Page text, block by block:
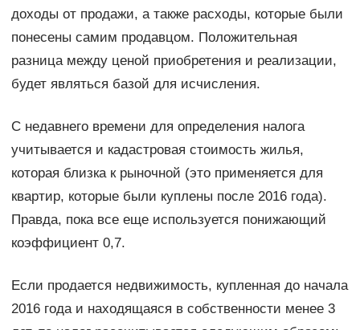
доходы от продажи, а также расходы, которые были
понесены самим продавцом. Положительная
разница между ценой приобретения и реализации,
будет являться базой для исчисления.
С недавнего времени для определения налога
учитывается и кадастровая стоимость жилья,
которая близка к рыночной (это применяется для
квартир, которые были куплены после 2016 года).
Правда, пока все еще используется понижающий
коэффициент 0,7.
Если продается недвижимость, купленная до начала
2016 года и находящаяся в собственности менее 3